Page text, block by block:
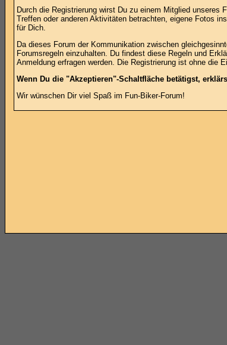
Durch die Registrierung wirst Du zu einem Mitglied
Treffen oder anderen Aktivitäten betrachten, eigene Fotos
für Dich.
Da dieses Forum der Kommunikation zwischen
Forumsregeln einzuhalten. Du findest diese Regeln und
Anmeldung erfragen werden. Die Registrierung ist ohne die
Wenn Du die "Akzeptieren"-Schaltfläche betätigst,
Wir wünschen Dir viel Spaß im Fun-Biker-Forum!